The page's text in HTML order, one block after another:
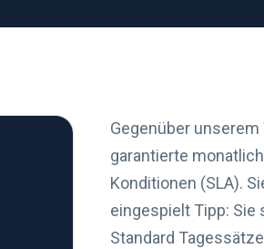
Gegenüber
garantierte
Konditionen (SLA).
eingespielt Tipp: Sie
Standard